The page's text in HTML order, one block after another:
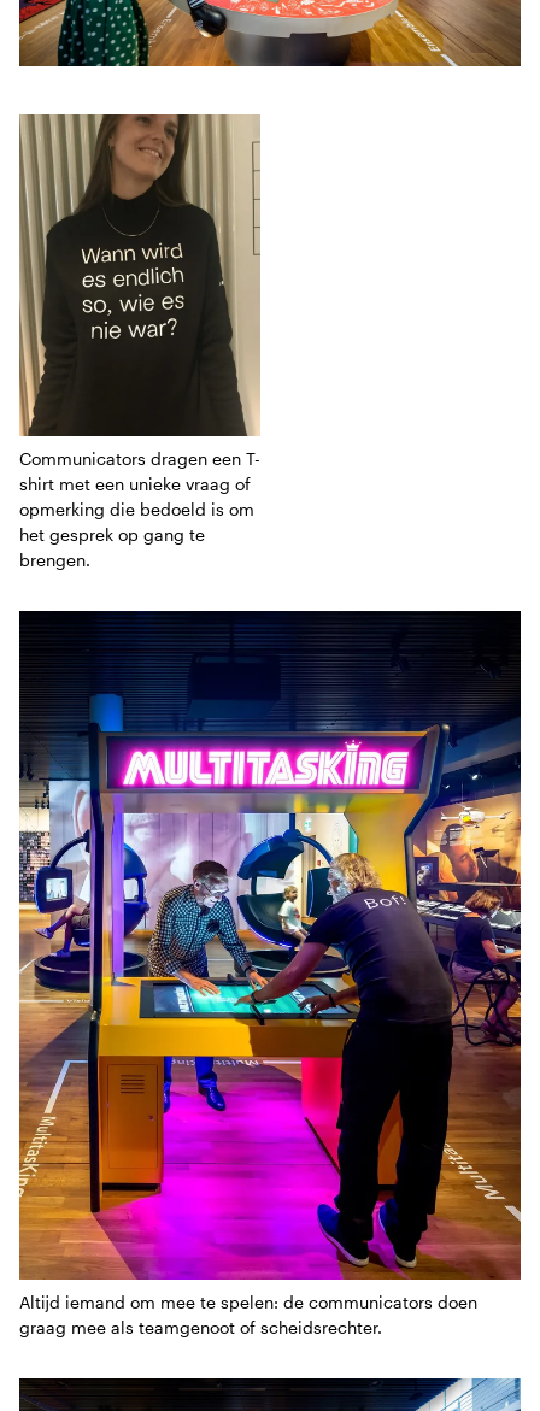
Driedelige collage
Altijd iemand om mee te spelen: de communicators doen
graag mee als teamgenoot of scheidsrechter.
Communicators dragen een T-
shirt met een unieke vraag of
opmerking die bedoeld is om
het gesprek op gang te
brengen.